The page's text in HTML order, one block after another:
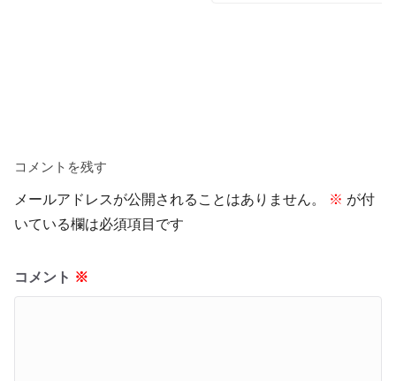
コメントを残す
メールアドレスが公開されることはありません。 ※ が付
いている欄は必須項目です
コメント ※